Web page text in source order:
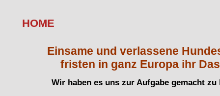
HOME
Einsame und verlassene
fristen in ganz Europa ihr
Wir haben es uns zur Aufgabe gemacht zu